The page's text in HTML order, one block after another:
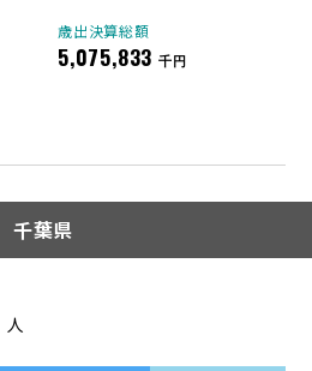
歳出決算総額
5,075,833 千円
千葉県
人